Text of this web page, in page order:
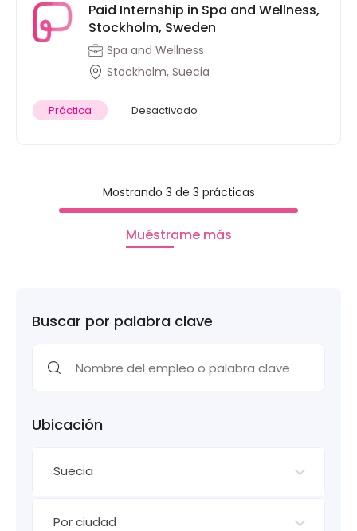
Buscar por palabra clave
Ubicación
Suecia
Por ciudad
Paid Internship in Spa and Wellness,
Stockholm, Sweden
Spa and Wellness
Stockholm, Suecia
Práctica Desactivado
Mostrando 3 de 3 prácticas
Muéstrame más